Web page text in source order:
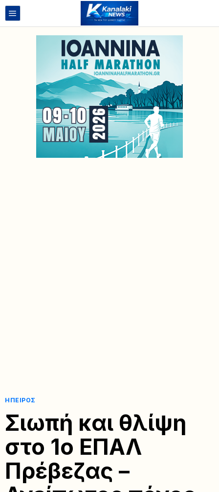
ΉΠΕΙΡΟΣ
Σιωπή και θλίψη
στο 1ο ΕΠΑΛ
Πρέβεζας –